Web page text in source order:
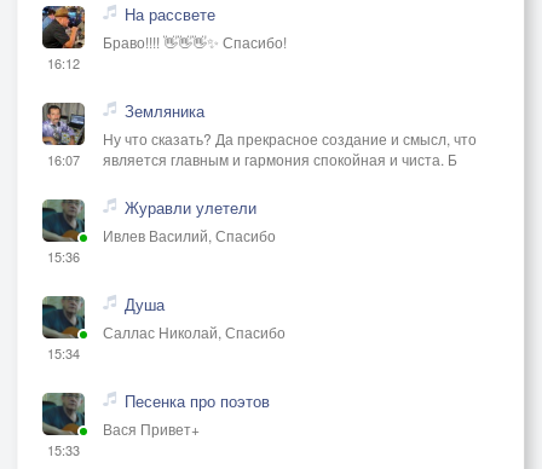
16:12
На рассвете
Браво!!!! 👋👋👋✨ Спасибо!
16:07
Земляника
Ну что сказать? Да прекрасное создание и смысл, что
является главным и гармония спокойная и чиста. Б
15:36
Журавли улетели
Ивлев Василий, Спасибо
15:34
Душа
Саллас Николай, Спасибо
15:33
Песенка про поэтов
Вася Привет+